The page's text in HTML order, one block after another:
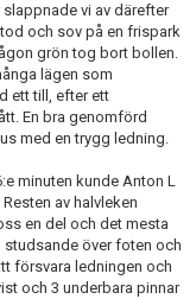
vi av därefter
och sov på en frispark
grön tog bort bollen.
lägen som
ett till, efter ett
En bra genomförd
med en trygg ledning.
minuten kunde Anton L
av halvleken
en del och det mesta
över foten och
försvara ledningen och
och 3 underbara pinnar